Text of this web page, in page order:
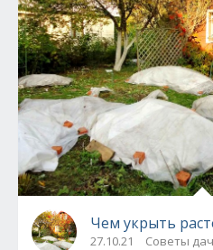
Чем укрыть
27.10.21 Советы